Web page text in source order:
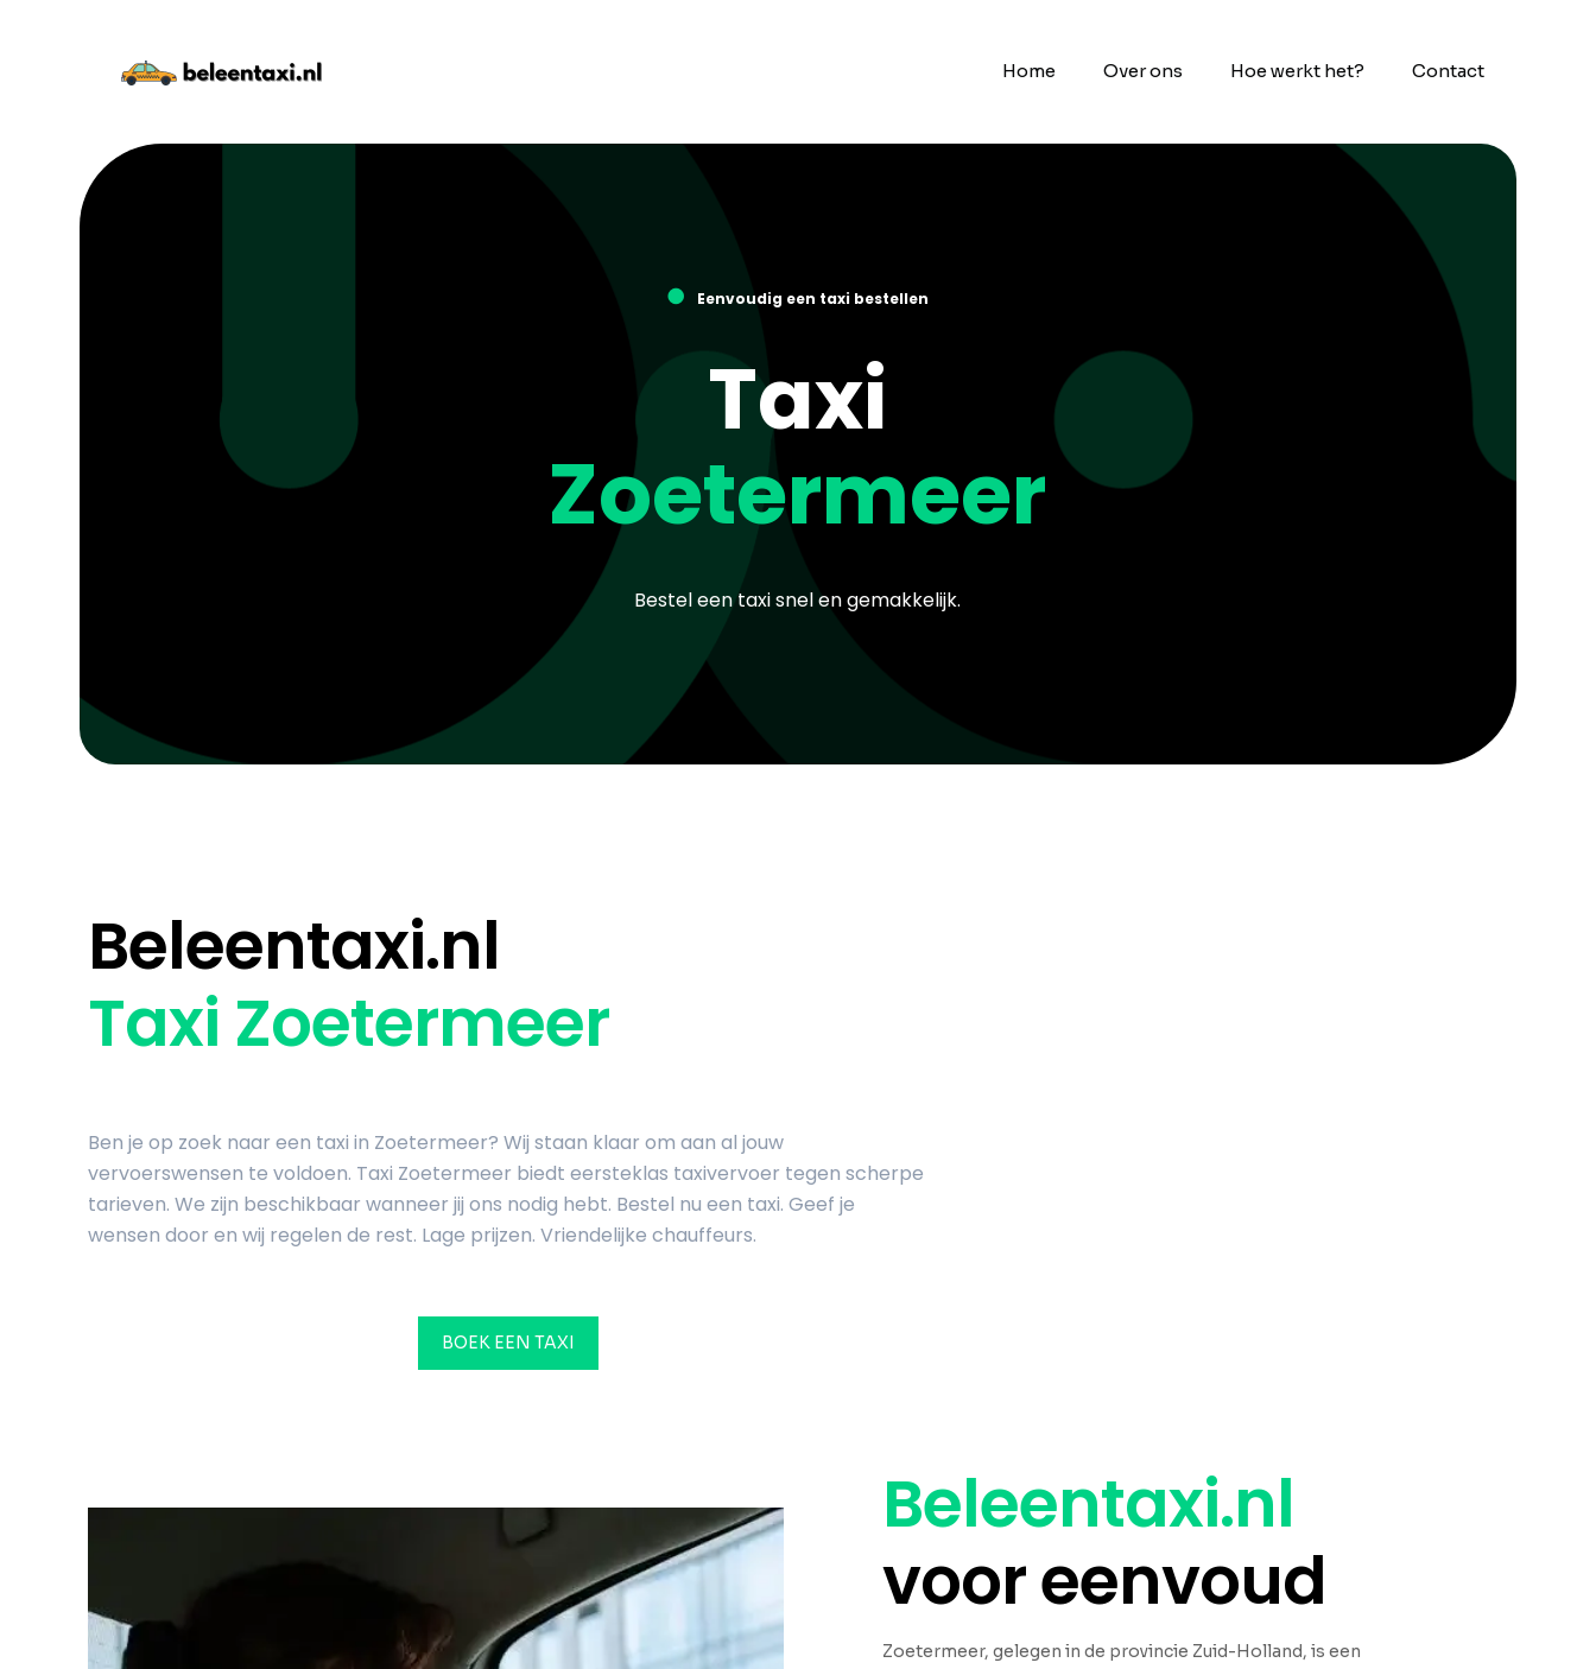
Home Over ons Hoe werkt het? Contact
● Eenvoudig een taxi bestellen
Taxi
Zoetermeer
Bestel een taxi snel en gemakkelijk.
Beleentaxi.nl
Taxi Zoetermeer
Ben je op zoek naar een taxi in Zoetermeer? Wij staan klaar om aan al jouw
vervoerswensen te voldoen. Taxi Zoetermeer biedt eersteklas taxivervoer tegen scherpe
tarieven. We zijn beschikbaar wanneer jij ons nodig hebt. Bestel nu een taxi. Geef je
wensen door en wij regelen de rest. Lage prijzen. Vriendelijke chauffeurs.
BOEK EEN TAXI
Beleentaxi.nl
voor eenvoud
Zoetermeer, gelegen in de provincie Zuid-Holland, is een